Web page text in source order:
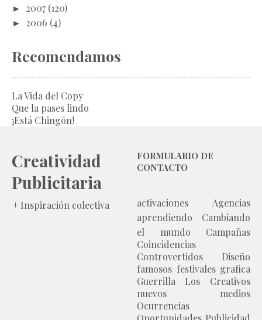
► 2007 (120)
► 2006 (4)
Recomendamos
La Vida del Copy
Que la pases lindo
¡Está Chingón!
Creatividad
Publicitaria
+ Inspiración colectiva
FORMULARIO DE
CONTACTO
activaciones
Agencias
aprendiendo
Cambiando
el mundo
Campañas
Coincidencias
Controvertidos
Diseño
famosos festivales grafica
Guerrilla
Los Creativos
nuevos medios
Ocurrencias